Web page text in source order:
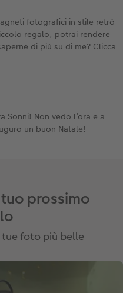
fotografici in stile retrò
regalo, potrai rendere
di più su di me? Clicca
Sonni! Non vedo l’ora e a
un buon Natale!
prossimo
foto più belle